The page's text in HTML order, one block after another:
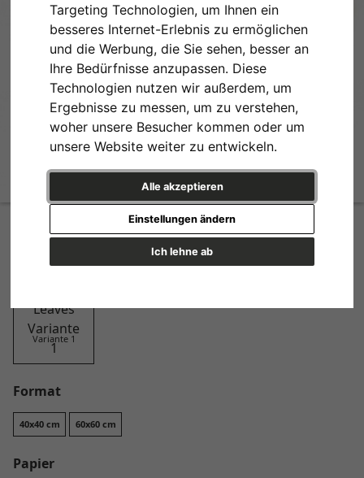
Targeting Technologien, um Ihnen ein
besseres Internet-Erlebnis zu ermöglichen
und die Werbung, die Sie sehen, besser an
Ihre Bedürfnisse anzupassen. Diese
Technologien nutzen wir außerdem, um
Ergebnisse zu messen, um zu verstehen,
woher unsere Besucher kommen oder um
unsere Website weiter zu entwickeln.
Alle akzeptieren
Ich lehne ab
Einstellungen ändern
Design
Variante 1
Format
40x40 cm 60x60 cm
Papier